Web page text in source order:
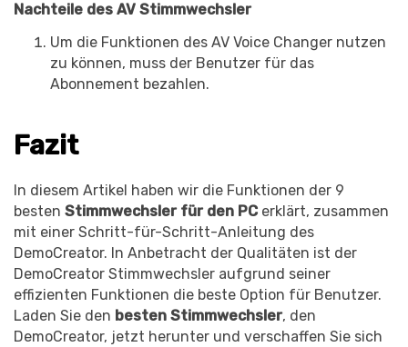
Nachteile des AV Stimmwechsler
Um die Funktionen des AV Voice Changer nutzen
zu können, muss der Benutzer für das
Abonnement bezahlen.
Fazit
In diesem Artikel haben wir die Funktionen der 9
besten Stimmwechsler für den PC erklärt, zusammen
mit einer Schritt-für-Schritt-Anleitung des
DemoCreator. In Anbetracht der Qualitäten ist der
DemoCreator Stimmwechsler aufgrund seiner
effizienten Funktionen die beste Option für Benutzer.
Laden Sie den besten Stimmwechsler, den
DemoCreator, jetzt herunter und verschaffen Sie sich